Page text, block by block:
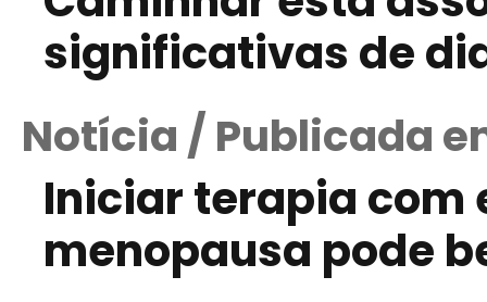
significativas de
Notícia / Publicada
Iniciar terapia com
menopausa pode